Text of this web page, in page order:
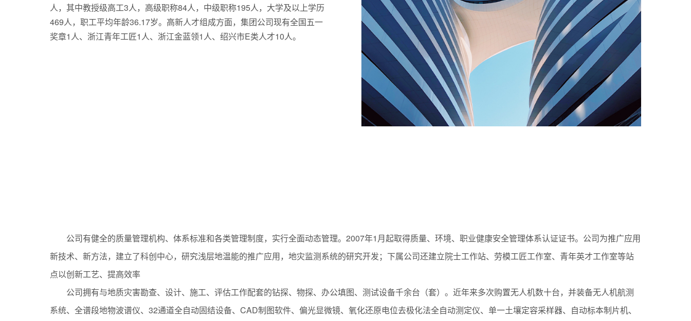
人，其中教授级高工3人，高级职称84人，中级职称195人，大学及以上学历
469人，职工平均年龄36.17岁。高新人才组成方面，集团公司现有全国五一
奖章1人、浙江青年工匠1人、浙江金蓝领1人、绍兴市E类人才10人。
公司有健全的质量管理机构、体系标准和各类管理制度，实行全面动态管理。2007年1月起取得质量、环境、职业健康安全管理体系认证证书。公司为推广应用
新技术、新方法，建立了科创中心，研究浅层地温能的推广应用，地灾监测系统的研究开发；下属公司还建立院士工作站、劳模工匠工作室、青年英才工作室等站
点以创新工艺、提高效率
公司拥有与地质灾害勘查、设计、施工、评估工作配套的钻探、物探、办公填图、测试设备千余台（套）。近年来多次购置无人机数十台，并装备无人机航测
系统、全谱段地物波谱仪、32通道全自动固结设备、CAD制图软件、偏光显微镜、氧化还原电位去极化法全自动测定仪、单一土壤定容采样器、自动标本制片机、